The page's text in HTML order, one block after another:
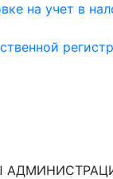
на учет в